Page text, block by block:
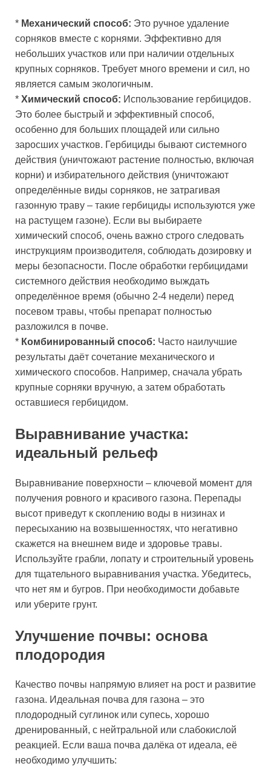
* Механический способ: Это ручное удаление
сорняков вместе с корнями. Эффективно для
небольших участков или при наличии отдельных
крупных сорняков. Требует много времени и сил, но
является самым экологичным.
* Химический способ: Использование гербицидов.
Это более быстрый и эффективный способ,
особенно для больших площадей или сильно
заросших участков. Гербициды бывают системного
действия (уничтожают растение полностью, включая
корни) и избирательного действия (уничтожают
определённые виды сорняков, не затрагивая
газонную траву – такие гербициды используются уже
на растущем газоне). Если вы выбираете
химический способ, очень важно строго следовать
инструкциям производителя, соблюдать дозировку и
меры безопасности. После обработки гербицидами
системного действия необходимо выждать
определённое время (обычно 2-4 недели) перед
посевом травы, чтобы препарат полностью
разложился в почве.
* Комбинированный способ: Часто наилучшие
результаты даёт сочетание механического и
химического способов. Например, сначала убрать
крупные сорняки вручную, а затем обработать
оставшиеся гербицидом.
Выравнивание участка:
идеальный рельеф
Выравнивание поверхности – ключевой момент для
получения ровного и красивого газона. Перепады
высот приведут к скоплению воды в низинах и
пересыханию на возвышенностях, что негативно
скажется на внешнем виде и здоровье травы.
Используйте грабли, лопату и строительный уровень
для тщательного выравнивания участка. Убедитесь,
что нет ям и бугров. При необходимости добавьте
или уберите грунт.
Улучшение почвы: основа
плодородия
Качество почвы напрямую влияет на рост и развитие
газона. Идеальная почва для газона – это
плодородный суглинок или супесь, хорошо
дренированный, с нейтральной или слабокислой
реакцией. Если ваша почва далёка от идеала, её
необходимо улучшить: